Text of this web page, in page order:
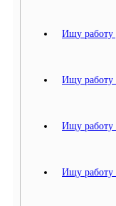
Ищу работу
Ищу работу
Ищу работу
Ищу